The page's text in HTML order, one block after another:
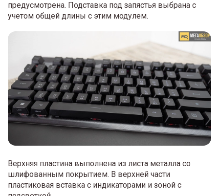
предусмотрена. Подставка под запястья выбрана с
учетом общей длины с этим модулем.
Верхняя пластина выполнена из листа металла со
шлифованным покрытием. В верхней части
пластиковая вставка с индикаторами и зоной с